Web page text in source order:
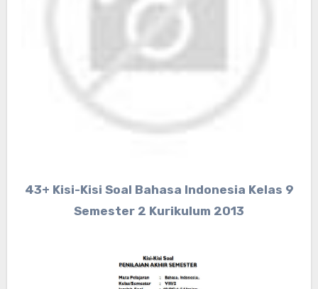
43+ Kisi-Kisi Soal Bahasa Indonesia Kelas 9
Semester 2 Kurikulum 2013